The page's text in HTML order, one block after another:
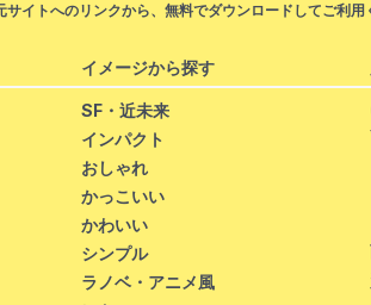
イトへのリンクから、無料でダウンロードしてご利用
イメージから探す
SF・近未来
インパクト
おしゃれ
かっこいい
かわいい
シンプル
ラノベ・アニメ風